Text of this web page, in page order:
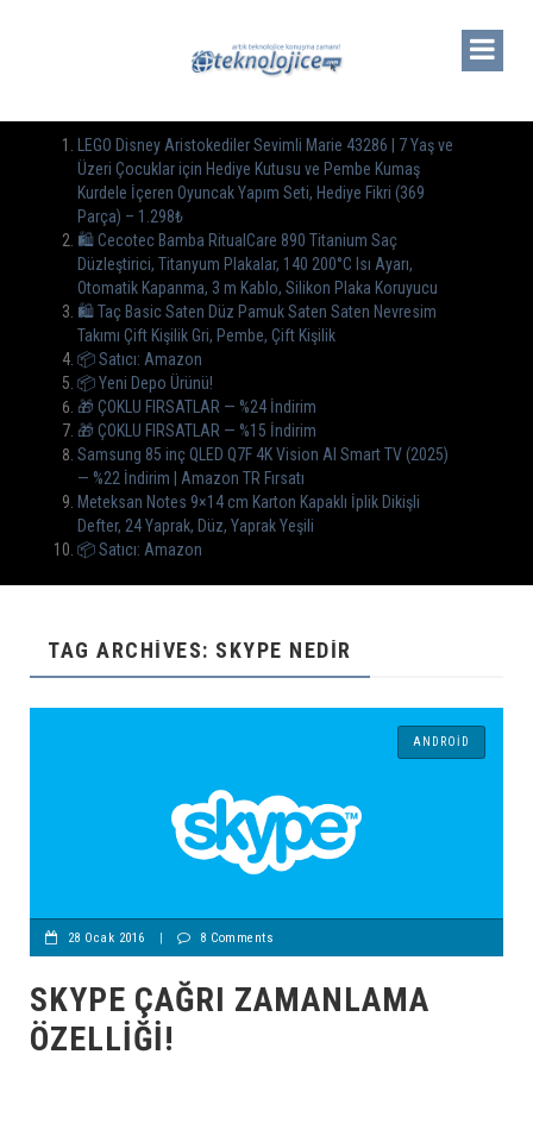
LEGO Disney Aristokediler Sevimli Marie 43286 | 7 Yaş ve
Üzeri Çocuklar için Hediye Kutusu ve Pembe Kumaş
Kurdele İçeren Oyuncak Yapım Seti, Hediye Fikri (369
Parça) – 1.298₺
🛍️ Cecotec Bamba RitualCare 890 Titanium Saç
Düzleştirici, Titanyum Plakalar, 140 200°C Isı Ayarı,
Otomatik Kapanma, 3 m Kablo, Silikon Plaka Koruyucu
🛍️ Taç Basic Saten Düz Pamuk Saten Saten Nevresim
Takımı Çift Kişilik Gri, Pembe, Çift Kişilik
📦 Satıcı: Amazon
📦 Yeni Depo Ürünü!
🎁 ÇOKLU FIRSATLAR — %24 İndirim
🎁 ÇOKLU FIRSATLAR — %15 İndirim
Samsung 85 inç QLED Q7F 4K Vision AI Smart TV (2025)
— %22 İndirim | Amazon TR Fırsatı
Meteksan Notes 9×14 cm Karton Kapaklı İplik Dikişli
Defter, 24 Yaprak, Düz, Yaprak Yeşili
📦 Satıcı: Amazon
TAG ARCHIVES: SKYPE NEDIR
ANDROID
28 Ocak 2016 | 8 Comments
SKYPE ÇAĞRI ZAMANLAMA
ÖZELLIĞI!